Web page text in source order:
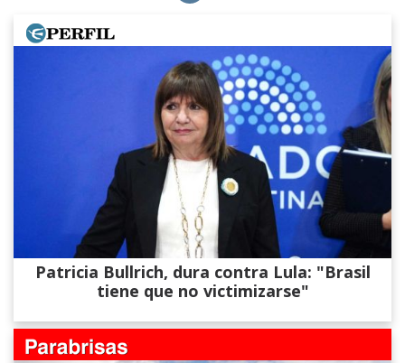
Patricia Bullrich, dura contra Lula: "Brasil
tiene que no victimizarse"